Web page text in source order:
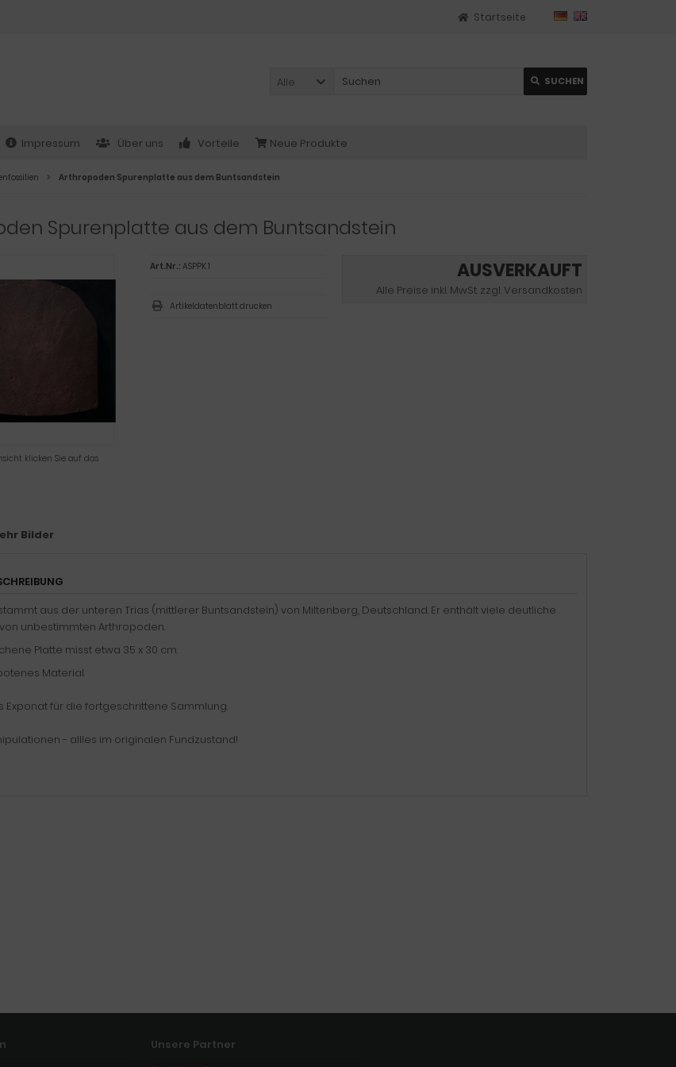
Startseite
Alle SUCHEN
Impressum Über uns Vorteile Neue Produkte
Arthropoden Spurenplatte aus dem Buntsandstein
Spurenplatte aus dem Buntsandstein
klicken Sie auf das
AUSVERKAUFT
Alle Preise inkl. MwSt. zzgl. Versandkosten
Art.Nr.: ASPPK 1
Artikeldatenblatt drucken
Bilder
aus der unteren Trias (mittlerer Buntsandstein) von Miltenberg, Deutschland. Er enthält viele deutliche
unbestimmten Arthropoden.
Platte misst etwa 35 x 30 cm.
Material.
Exponat für die fortgeschrittene Sammlung.
- allles im originalen Fundzustand!
Unsere Partner